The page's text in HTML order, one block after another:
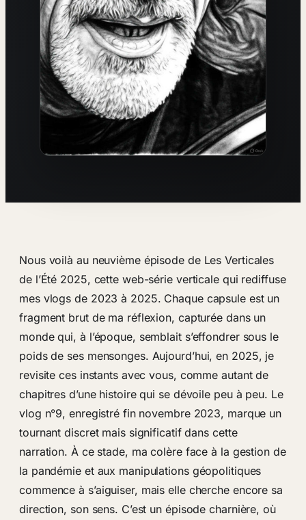
Nous voilà au neuvième épisode de Les Verticales
de l’Été 2025, cette web-série verticale qui rediffuse
mes vlogs de 2023 à 2025. Chaque capsule est un
fragment brut de ma réflexion, capturée dans un
monde qui, à l’époque, semblait s’effondrer sous le
poids de ses mensonges. Aujourd’hui, en 2025, je
revisite ces instants avec vous, comme autant de
chapitres d’une histoire qui se dévoile peu à peu. Le
vlog n°9, enregistré fin novembre 2023, marque un
tournant discret mais significatif dans cette
narration. À ce stade, ma colère face à la gestion de
la pandémie et aux manipulations géopolitiques
commence à s’aiguiser, mais elle cherche encore sa
direction, son sens. C’est un épisode charnière, où